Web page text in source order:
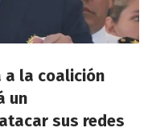
a la coalición
un
sus redes